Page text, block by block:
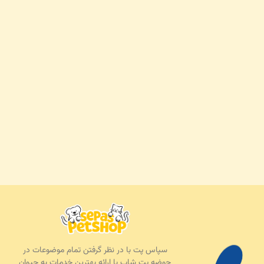
سپاس پت با در نظر گرفتن تمام موضوعات در